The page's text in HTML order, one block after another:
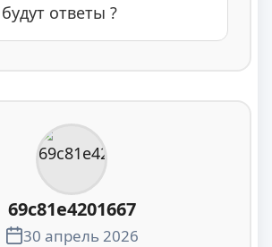
ответы ?
69c81e4201667
30 апрель 2026